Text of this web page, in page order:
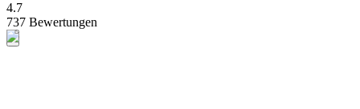
4.7
737 Bewertungen